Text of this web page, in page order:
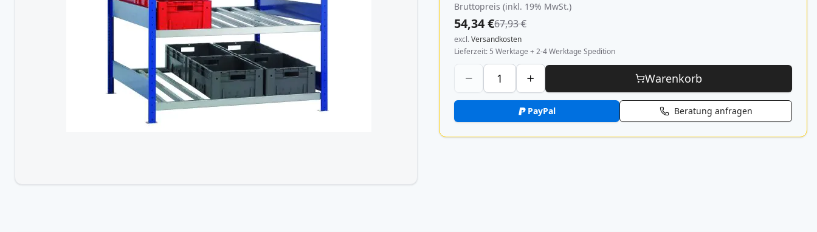
Bruttopreis (inkl. 19% MwSt.)
54,34 €67,93 €
excl.Versandkosten
Lieferzeit 5 Werktage + 2-4 Werktage Spedition
Warenkorb
PayPal Beratung anfragen